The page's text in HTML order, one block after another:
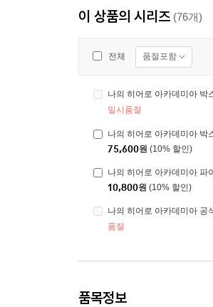
이 상품의 시리즈 (76개)
전체 품절포함
나의 히어로 아카데미아 박
일시품절
나의 히어로 아카데미아 박
75,600원 (10% 할인)
나의 히어로 아카데미아 파
10,800원 (10% 할인)
나의 히어로 아카데미아 공
품절
품목정보